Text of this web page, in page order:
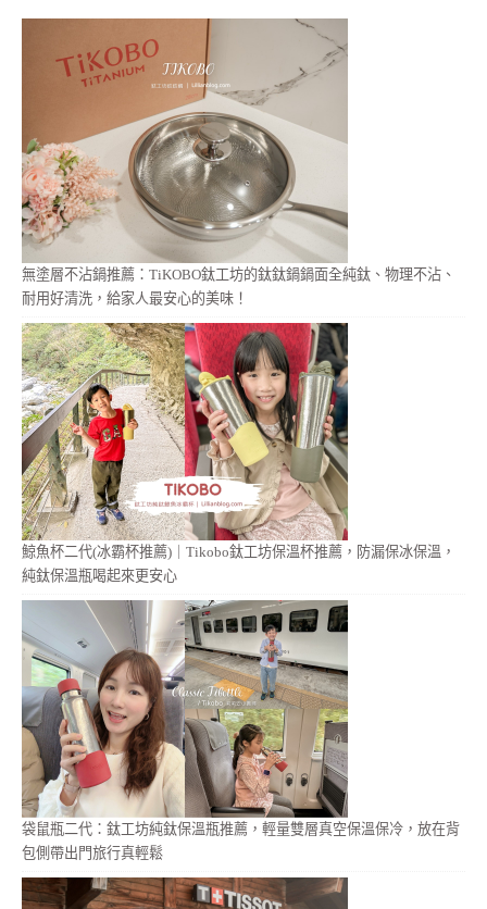
無塗層不沾鍋推薦：TiKOBO鈦工坊的鈦鈦鍋鍋面全純鈦、物理不沾、
耐用好清洗，給家人最安心的美味！
鯨魚杯二代(冰霸杯推薦)｜Tikobo鈦工坊保溫杯推薦，防漏保冰保溫，
純鈦保溫瓶喝起來更安心
袋鼠瓶二代：鈦工坊純鈦保溫瓶推薦，輕量雙層真空保溫保冷，放在背
包側帶出門旅行真輕鬆